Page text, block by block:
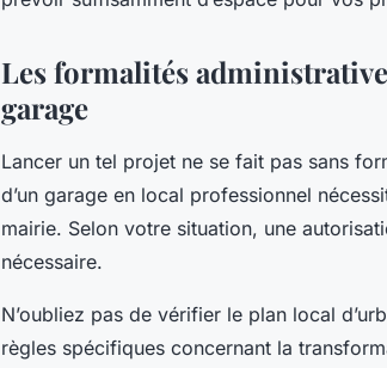
Les formalités
garage
Lancer un tel projet ne se fait pas sans
d’un garage en local professionnel
mairie. Selon votre situation, une
nécessaire.
N’oubliez pas de vérifier le plan local
règles spécifiques concernant la